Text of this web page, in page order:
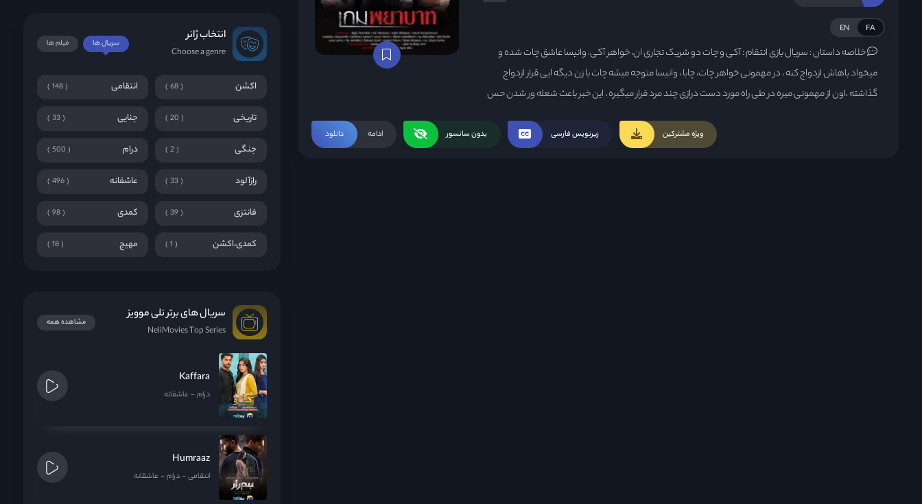
FA
EN
خلاصه داستان :سریال بازی انتقام : آکی و چات دو شریک تجاری ان، خواهر آکی، وانیسا عاشق چات شده و
میخواد باهاش ازدواج کنه ، در مهمونی خواهر چات، چابا ، وانیسا متوجه میشه چات با زن دیگه ایی قرار ازدواج
گذاشته ،اون از مهمونی میره در طی راه مورد دست درازی چند مرد قرار میگیره ، این خبر باعث شعله ور شدن حس
بده ،چابا سعی در این داره حس نفرت آکی رو کم کنه ولی این بازی انتقام تاره شروع شده...
ادامه دانلود ویژه مشترکین زیرنویس فارسی بدون سانسور
انتخاب ژانر
Choose a genre
فیلم ها سریال ها
اکشن 68 انتقامی 148
تاریخی 20 جنایی 33
جنگی 2 درام 500
رازآلود 33 عاشقانه 496
فانتزی 39 کمدی 98
کمدی،اکشن 1 مهیج 18
سریال های برتر نلی موویز
NeliMovies Top Series
مشاهده همه
Kaffara
درام عاشقانه
Humraaz
انتقامی درام عاشقانه